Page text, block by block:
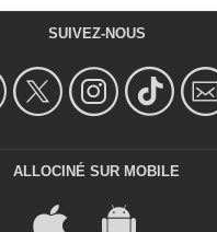
SUIVEZ-NOUS
ALLOCINÉ SUR MOBILE